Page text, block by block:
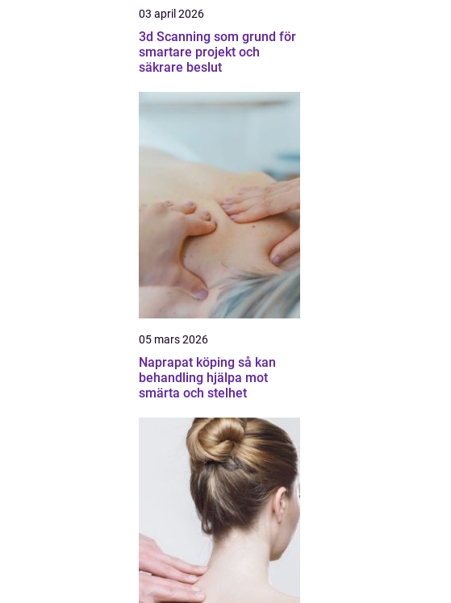
03 april 2026
3d Scanning som grund för
smartare projekt och
säkrare beslut
05 mars 2026
Naprapat köping så kan
behandling hjälpa mot
smärta och stelhet